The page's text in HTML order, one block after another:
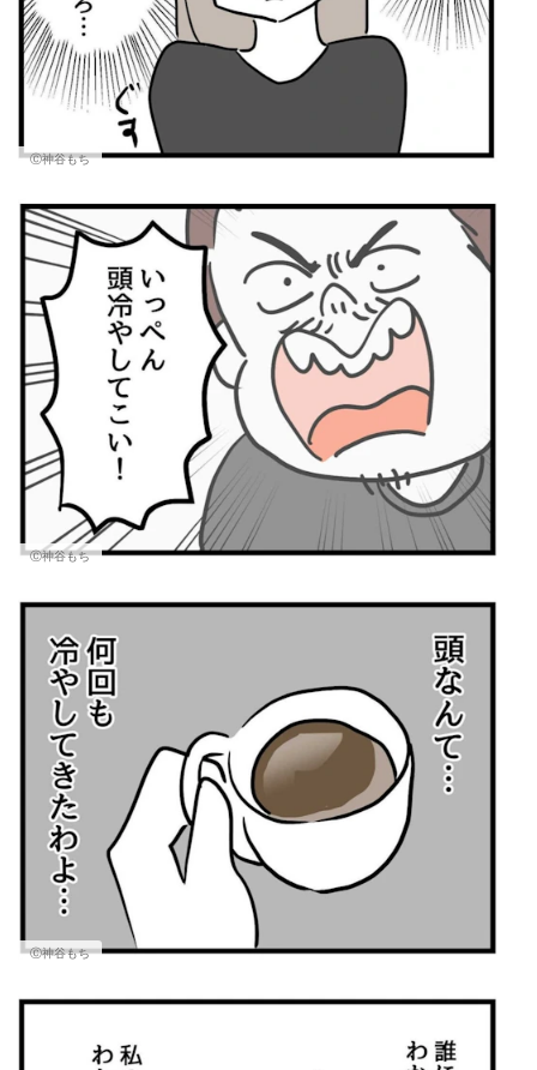
Ⓒ神谷もち
Ⓒ神谷もち
Ⓒ神谷もち